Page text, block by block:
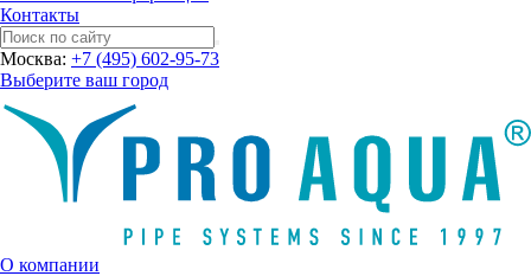
Контакты
Москва: +7 (495) 602-95-73
Выберите ваш город
О компании